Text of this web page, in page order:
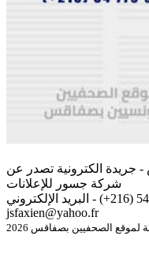
جريدة الكترونية تصدر عن
شركة جسور للإعلانات
للإتصال أو نشر الردود الهاتف 54779966 (216+) - البريد الإلكتروني
jsfaxien@yahoo.fr
الصحفيين بصفاقس 2026